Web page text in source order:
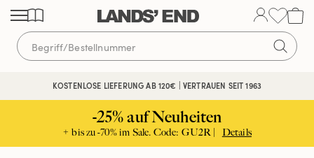
Direkt
zum
Inhalt
Direkt
zur
Navigation
Direkt
zur
Suche
KOSTENLOSE LIEFERUNG AB 120€ | VERTRAUEN SEIT 1963
-25% auf Neuheiten
+ bis zu -70% im Sale. Code: GU2R | Details